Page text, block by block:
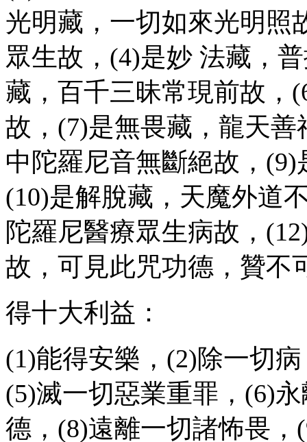
光明藏，一切如來光明照
眾生故，(4)是妙 法藏，
藏，百千三昧常現前故，
故，(7)是無畏藏，龍天
中陀羅尼音無斷絕故，
(10)是解脫藏，天魔外道
陀羅尼醫療眾生病故，
故，可見此咒功德，贊不
得十大利益：
(1)能得安樂，(2)除一切
(5)滅一切惡業重罪，(6)
德，(8)遠離一切諸怖畏